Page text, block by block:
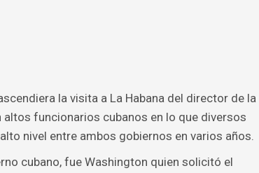
la visita a La Habana del director de la
funcionarios cubanos en lo que diversos
nivel entre ambos gobiernos en varios años.
cubano, fue Washington quien solicitó el